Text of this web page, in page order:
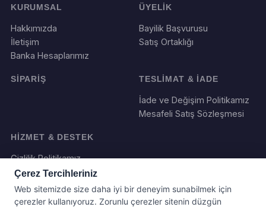
KURUMSAL
Hakkımızda
İletişim
Banka Hesaplarımız
ÜYELİK
Bayilik Başvurusu
Satış Ortaklığı
SİPARİŞ TESLİMAT & İADE
İade ve Değişim Politikamız
Mesafeli Satış Sözleşmesi
HİZMET & DESTEK
Gizlilik Politikamız
Çerez Tercihleriniz
Web sitemizde size daha iyi bir deneyim sunabilmek için
çerezler kullanıyoruz. Zorunlu çerezler sitenin düzgün